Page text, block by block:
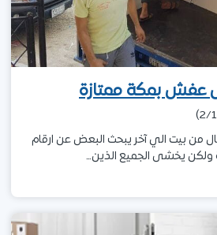
عفش بمكة ممتازة
من بيت الي آخر يبحث البعض عن ارقام
يخشى الجميع الذين…